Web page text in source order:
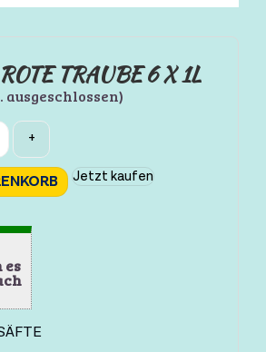
TRAUBE 6 X 1L
ausgeschlossen)
+
Jetzt kaufen